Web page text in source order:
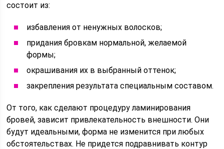
состоит из:
избавления от ненужных волосков;
придания бровкам нормальной, желаемой
формы;
окрашивания их в выбранный оттенок;
закрепления результата специальным составом.
От того, как сделают процедуру ламинирования
бровей, зависит привлекательность внешности. Они
будут идеальными, форма не изменится при любых
обстоятельствах. Не придется подравнивать контур